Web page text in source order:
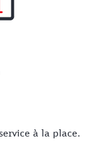
à la place.